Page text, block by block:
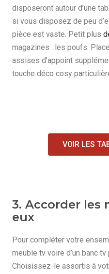
disposeront autour d’une
si vous disposez de peu
pièce est vaste. Petit plus
magazines : les poufs.
assises d’appoint
touche déco cosy
VOIR LES
3. Accorder les
eux
Pour compléter votre
meuble tv voire d’un banc
Choisissez-le assortis à